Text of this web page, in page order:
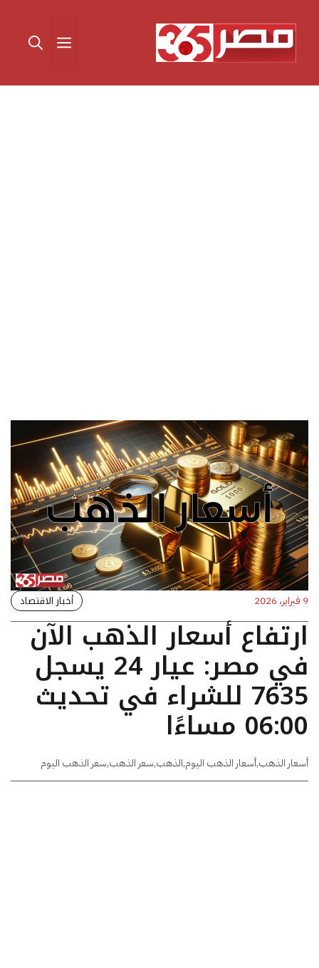
المحتوى القائمة
9 فبراير، 2026 أخبار الاقتصاد
ارتفاع أسعار الذهب الآن
في مصر: عيار 24 يسجل
7635 للشراء في تحديث
06:00 مساءًا
أسعار الذهب,أسعار الذهب اليوم,الذهب,سعر الذهب,سعر الذهب اليوم